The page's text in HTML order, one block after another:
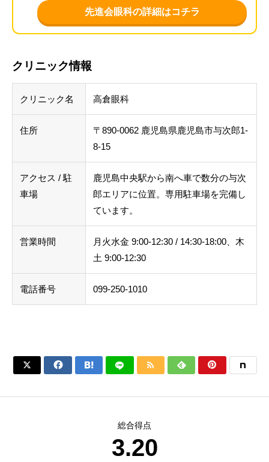
先進会眼科の詳細はコチラ
クリニック情報
クリニック名 高倉眼科
住所
〒890-0062 鹿児島県鹿児島市与次郎1-
8-15
アクセス / 駐
車場
鹿児島中央駅から南へ車で数分の与次
郎エリアに位置。専用駐車場を完備し
ています。
営業時間
月火水金 9:00-12:30 / 14:30-18:00、木
土 9:00-12:30
電話番号 099-250-1010
     
総合得点
3.20